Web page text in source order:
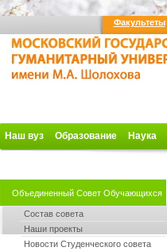
Факультеты
Наш вуз Образование Наука
Объединенный Совет Обучающихся
Состав совета
Наши проекты
Новости Студенческого совета